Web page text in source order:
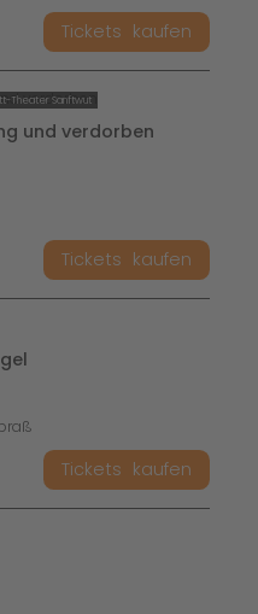
Tickets kaufen
Theater Sanftwut
und verdorben
Tickets kaufen
Tickets kaufen